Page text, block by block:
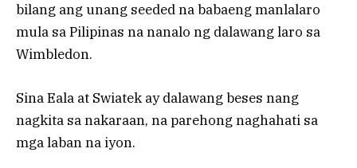
bilang ang unang seeded na babaeng manlalaro
mula sa Pilipinas na nanalo ng dalawang laro sa
Wimbledon.
Sina Eala at Swiatek ay dalawang beses nang
nagkita sa nakaraan, na parehong naghahati sa
mga laban na iyon.